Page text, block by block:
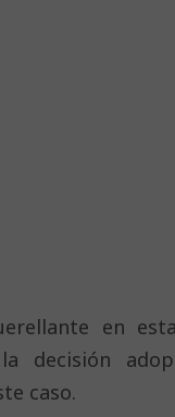
en
decisión
caso.